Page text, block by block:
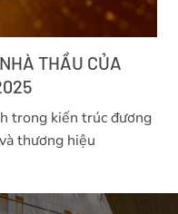
THẦU CỦA
trong kiến trúc đương
thương hiệu